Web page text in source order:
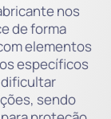
nos
de forma
elementos
específicos
dificultar
sendo